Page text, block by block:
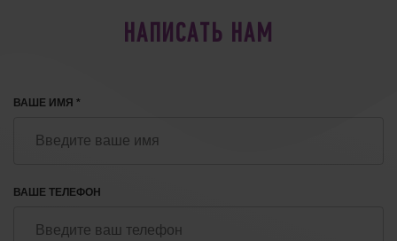
НАПИСАТЬ НАМ
ВАШЕ ИМЯ *
ВАШЕ ТЕЛЕФОН